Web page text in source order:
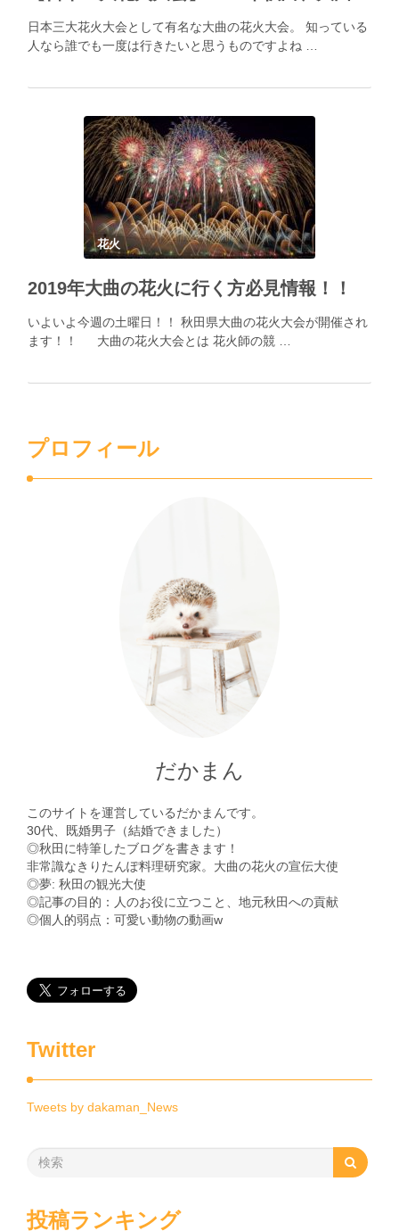
日本三大花火大会として有名な大曲の花火大会。 知っている
人なら誰でも一度は行きたいと思うものですよね …
花火
2019年大曲の花火に行く方必見情報！！
いよいよ今週の土曜日！！ 秋田県大曲の花火大会が開催され
ます！！ 大曲の花火大会とは 花火師の競 …
プロフィール
だかまん
このサイトを運営しているだかまんです。
30代、既婚男子（結婚できました）
◎秋田に特筆したブログを書きます！
非常識なきりたんぽ料理研究家。大曲の花火の宣伝大使
◎夢: 秋田の観光大使
◎記事の目的：人のお役に立つこと、地元秋田への貢献
◎個人的弱点：可愛い動物の動画w
Twitter
Tweets by dakaman_News
投稿ランキング